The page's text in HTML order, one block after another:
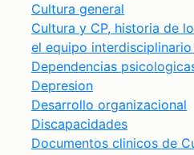
Cultura general
Cultura y CP, historia de
el equipo
Dependencias
Depresion
Desarrollo organizacional
Discapacidades
Documentos clinicos de